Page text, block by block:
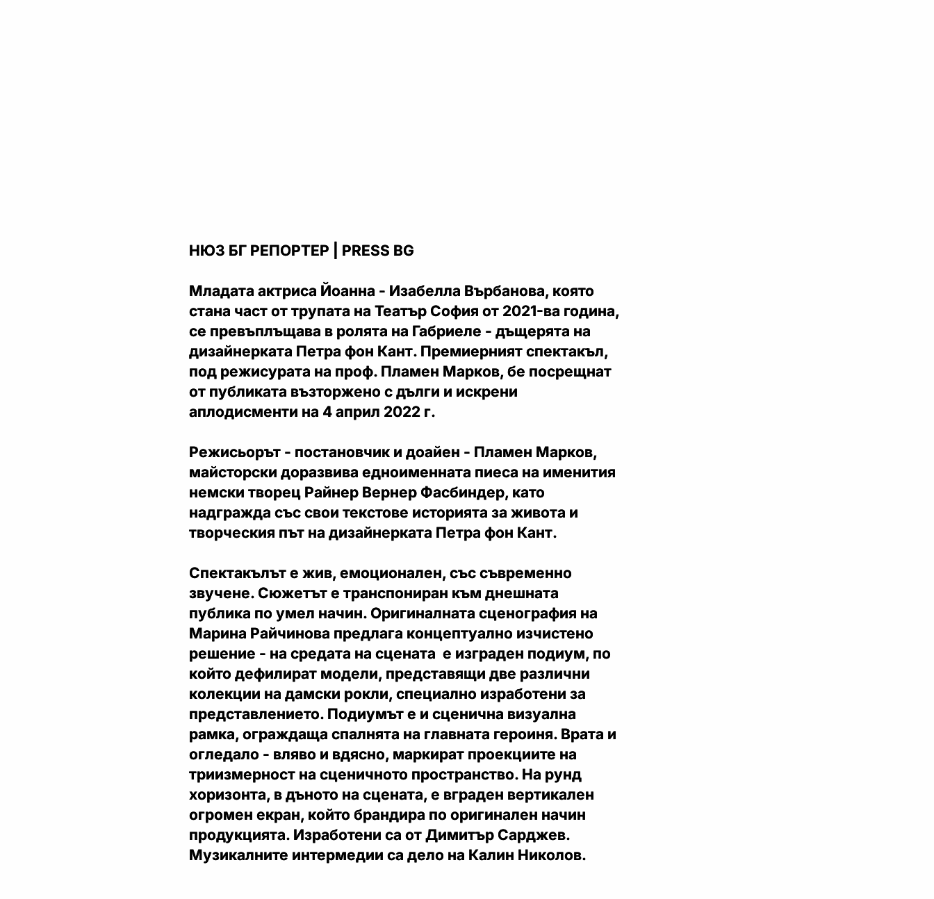
НЮЗ БГ РЕПОРТЕР | PRESS BG
Младата актриса Йоанна - Изабелла Върбанова, която
стана част от трупата на Театър София от 2021-ва година,
се превъплъщава в ролята на Габриеле - дъщерята на
дизайнерката Петра фон Кант. Премиерният спектакъл,
под режисурата на проф. Пламен Марков, бе посрещнат
от публиката възторжено с дълги и искрени
аплодисменти на 4 април 2022 г.
Режисьорът - постановчик и доайен - Пламен Марков,
майсторски доразвива едноименната пиеса на именития
немски творец Райнер Вернер Фасбиндер, като
надгражда със свои текстове историята за живота и
творческия път на дизайнерката Петра фон Кант.
Спектакълът е жив, емоционален, със съвременно
звучене. Сюжетът е транспониран към днешната
публика по умел начин. Оригиналната сценография на
Марина Райчинова предлага концептуално изчистено
решение - на средата на сцената е изграден подиум, по
който дефилират модели, представящи две различни
колекции на дамски рокли, специално изработени за
представлението. Подиумът е и сценична визуална
рамка, ограждаща спалнята на главната героиня. Врата и
огледало - вляво и вдясно, маркират проекциите на
триизмерност на сценичното пространство. На рунд
хоризонта, в дъното на сцената, е вграден вертикален
огромен екран, който брандира по оригинален начин
продукцията. Изработени са от Димитър Сарджев.
Музикалните интермедии са дело на Калин Николов.